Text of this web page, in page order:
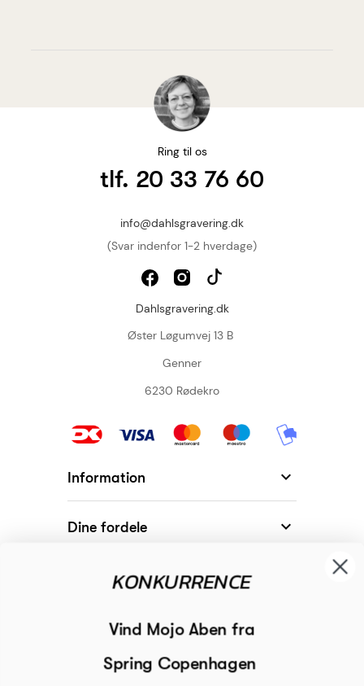
Ring til os
tlf. 20 33 76 60
info@dahlsgravering.dk
(Svar indenfor 1-2 hverdage)
Dahlsgravering.dk
Øster Løgumvej 13 B
Genner
6230 Rødekro
Information 
Dine fordele 
Modtager
Begivenheder
Inspiration
KONKURRENCE
Vind Mojo Aben fra
Spring Copenhagen